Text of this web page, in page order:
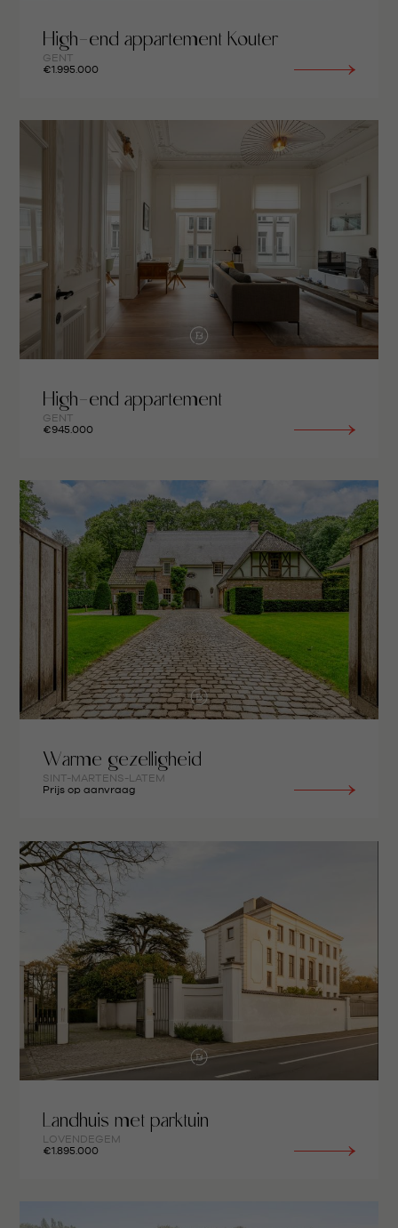
High-end appartement Kouter
GENT
€1.995.000
High-end appartement
GENT
€945.000
Warme gezelligheid
SINT-MARTENS-LATEM
Prijs op aanvraag
Landhuis met parktuin
LOVENDEGEM
€1.895.000